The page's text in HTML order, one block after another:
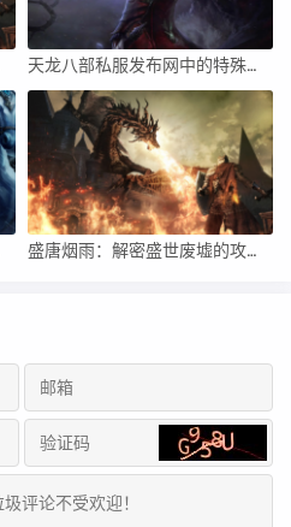
天龙八部私服发布网中的特殊活动有何玩法？
盛唐烟雨：解密盛世废墟的攻略技巧指南